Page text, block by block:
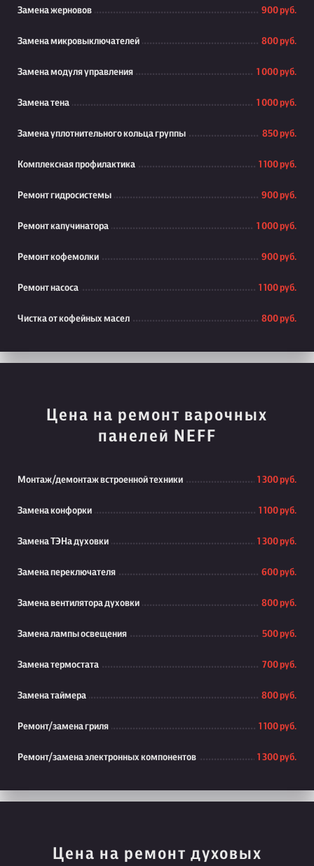
Замена жерновов 900 руб.
Замена микровыключателей 800 руб.
Замена модуля управления 1 000 руб.
Замена тена 1 000 руб.
Замена уплотнительного кольца группы 850 руб.
Комплексная профилактика 1 100 руб.
Ремонт гидросистемы 900 руб.
Ремонт капучинатора 1 000 руб.
Ремонт кофемолки 900 руб.
Ремонт насоса 1 100 руб.
Чистка от кофейных масел 800 руб.
Цена на ремонт варочных
панелей NEFF
Монтаж/демонтаж встроенной техники 1 300 руб.
Замена конфорки 1 100 руб.
Замена ТЭНа духовки 1 300 руб.
Замена переключателя 600 руб.
Замена вентилятора духовки 800 руб.
Замена лампы освещения 500 руб.
Замена термостата 700 руб.
Замена таймера 800 руб.
Ремонт/замена гриля 1 100 руб.
Ремонт/замена электронных компонентов 1 300 руб.
Цена на ремонт духовых